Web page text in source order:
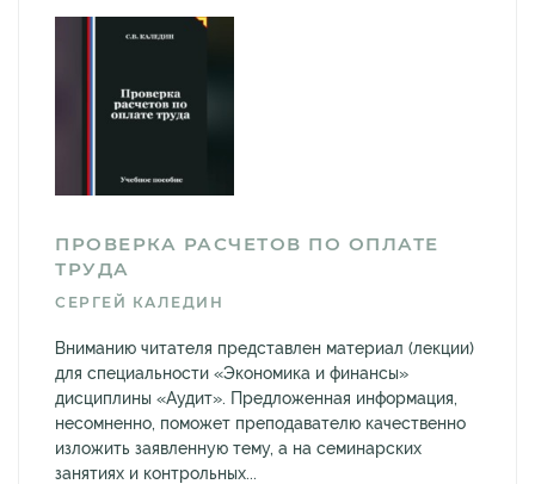
ПРОВЕРКА РАСЧЕТОВ ПО ОПЛАТЕ
ТРУДА
СЕРГЕЙ КАЛЕДИН
Вниманию читателя представлен материал (лекции)
для специальности «Экономика и финансы»
дисциплины «Аудит». Предложенная информация,
несомненно, поможет преподавателю качественно
изложить заявленную тему, а на семинарских
занятиях и контрольных...